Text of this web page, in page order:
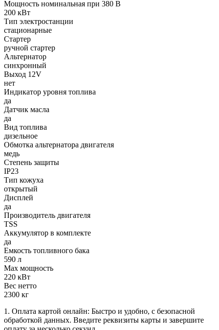
Мощность номинальная при 380 В
200 кВт
Тип электростанции
стационарные
Стартер
ручной стартер
Альтернатор
синхронный
Выход 12V
нет
Индикатор уровня топлива
да
Датчик масла
да
Вид топлива
дизельное
Обмотка альтернатора двигателя
медь
Степень защиты
IP23
Тип кожуха
открытый
Дисплей
да
Производитель двигателя
TSS
Аккумулятор в комплекте
да
Емкость топливного бака
590 л
Max мощность
220 кВт
Вес нетто
2300 кг
1. Оплата картой онлайн: Быстро и удобно, с безопасной
обработкой данных. Введите реквизиты карты и завершите